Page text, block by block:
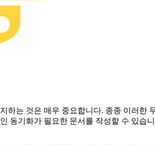
는 것은 매우 중요합니다. 종종 이러한
동기화가 필요한 문서를 작성할 수 있습